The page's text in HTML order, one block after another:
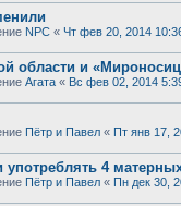
NPC « Чт фев 20, 2014
области и
Агата « Вс фев 02, 2014
Пётр и Павел « Пт янв 17,
употреблять 4
Пётр и Павел « Пн дек 30,